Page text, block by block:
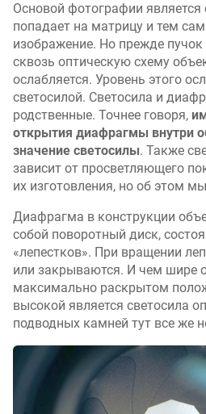
Основой фотографии
попадает на матрицу и тем
изображение. Но прежде пучок
сквозь оптическую схему
ослабляется. Уровень этого
светосилой. Светосила и
родственные. Точнее говоря,
открытия диафрагмы внутри
значение светосилы. Также
зависит от просветляющего
их изготовления, но об этом
Диафрагма в конструкции
собой поворотный диск,
«лепестков». При вращении
или закрываются. И чем шире
максимально раскрытом
высокой является светосила
подводных камней тут все же